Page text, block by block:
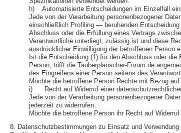
h) Automatisierte Entscheidungen im Einzelfall
Jede von der Verarbeitung personenbezogener
einschließlich Profiling — beruhenden
Abschluss oder die Erfüllung eines Vertrags
Verantwortliche unterliegt, zulässig ist und diese
ausdrücklicher Einwilligung der betroffenen Person
Ist die Entscheidung (1) für den Abschluss oder
Person, trifft die Tauberplanscher-Forum.de
des Eingreifens einer Person seitens des
Möchte die betroffene Person Rechte mit Bezug
i) Recht auf Widerruf einer
Jede von der Verarbeitung personenbezogener
jederzeit zu widerrufen.
Möchte die betroffene Person ihr Recht auf
8. Datenschutzbestimmungen zu Einsatz und